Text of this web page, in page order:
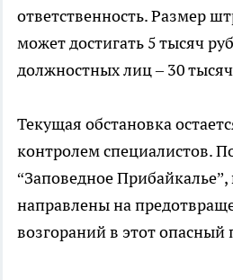
ответственность. Размер
может достигать 5 тысяч
должностных лиц – 30
Текущая обстановка
контролем специалистов.
“Заповедное Прибайкалье”,
направлены на
возгораний в этот опасный